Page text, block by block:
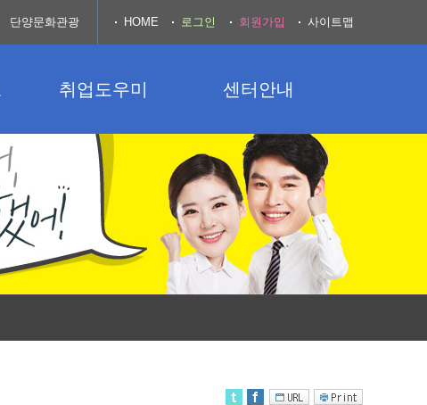
취업도우미 센터안내
단양문화관광 HOME 로그인 회원가입 사이트맵